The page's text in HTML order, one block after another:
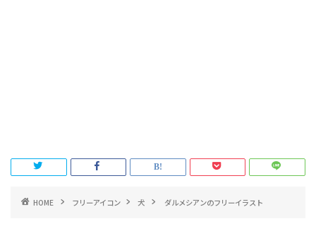
HOME フリーアイコン 犬 ダルメシアンのフリーイラスト